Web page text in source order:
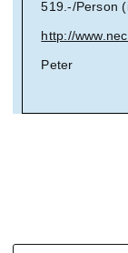
519.-/Person
http://
Peter